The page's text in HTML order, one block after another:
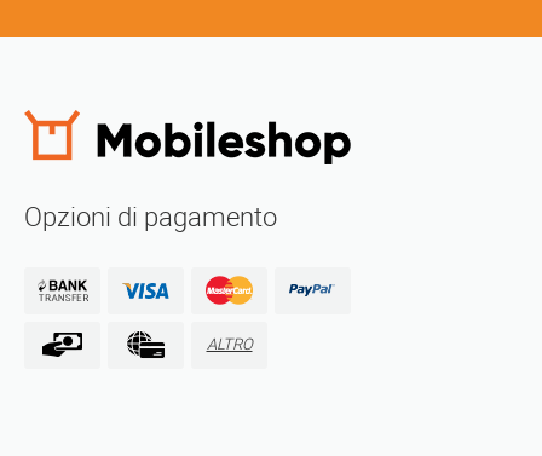
Opzioni di pagamento
ALTRO